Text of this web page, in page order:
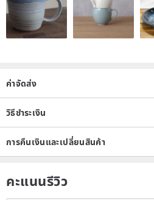
ค่าจัดส่ง
วิธีชำระเงิน
การคืนเงินและเปลี่ยนสินค้า
คะแนนรีวิว